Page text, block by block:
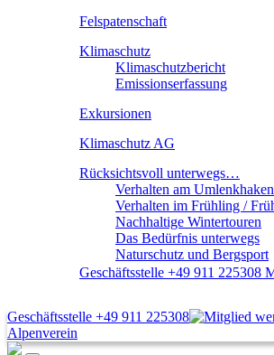
Felspatenschaft
Klimaschutz
Klimaschutzbericht
Emissionserfassung
Exkursionen
Klimaschutz AG
Rücksichtsvoll unterwegs…
Verhalten am Umlenkhaken
Verhalten im Frühling /
Nachhaltige Wintertouren
Das Bedürfnis unterwegs
Naturschutz und Bergsport
Geschäftsstelle +49 911 225308
Geschäftsstelle +49 911 225308
Alpenverein